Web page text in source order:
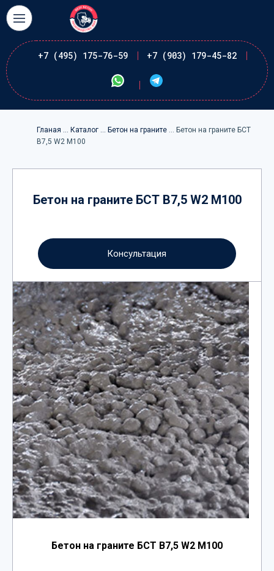
+7 (495) 175-76-59 +7 (903) 179-45-82
Гланая ... Каталог ... Бетон на граните ... Бетон на граните БСТ
В7,5 W2 М100
Бетон на граните БСТ В7,5 W2 М100
Консультация
Бетон на граните БСТ В7,5 W2 М100